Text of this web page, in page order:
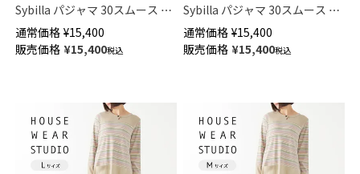
Sybilla パジャマ 30スムース 微
起毛プリント かぶり Delicias デ
リシアス 長袖 長丈パンツ 【Lサ
イズ】 73925793
通常価格 ¥15,400
販売価格 ¥15,400税込
Sybilla パジャマ 30スムース 微
起毛プリント かぶり Delicias デ
リシアス 長袖 長丈パンツ 【Mサ
イズ】 73925792
通常価格 ¥15,400
販売価格 ¥15,400税込